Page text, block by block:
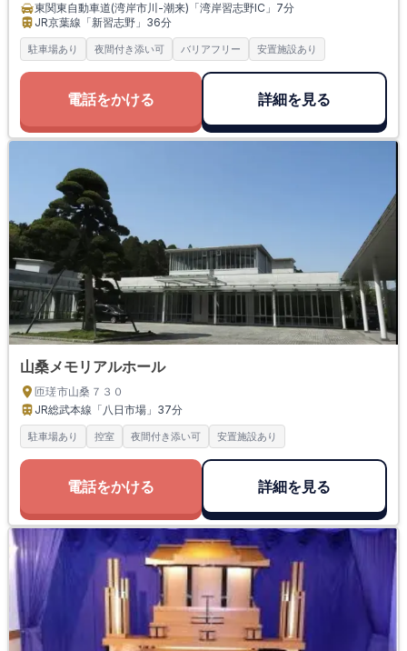
東関東自動車道(湾岸市川-潮来)「湾岸習志野IC」 7分
JR京葉線「新習志野」 36分
駐車場あり 夜間付き添い可 バリアフリー 安置施設あり
電話をかける 詳細を見る
山桑メモリアルホール
匝瑳市山桑７３０
JR総武本線「八日市場」 37分
駐車場あり 控室 夜間付き添い可 安置施設あり
電話をかける 詳細を見る